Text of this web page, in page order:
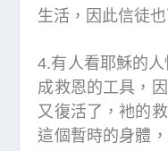
生活，因此信徒
4.有人看耶穌的
成救恩的工具，
又復活了，衪的
這個暫時的身體